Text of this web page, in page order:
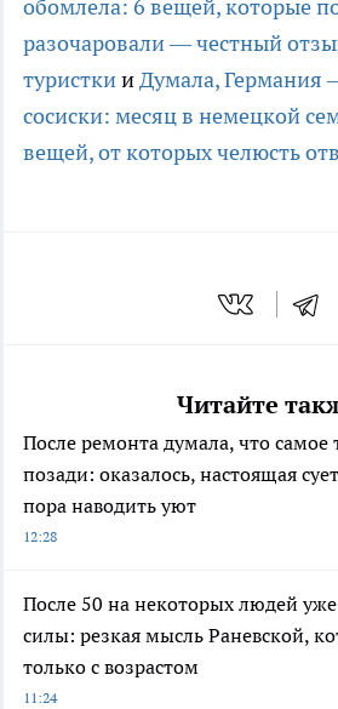
обомлела: 6 вещей, которые
разочаровали — честный
туристкииДумала, Германия
сосиски: месяц в немецкой
вещей, от которых челюсть
Читайте
После ремонта думала, что самое
позади: оказалось, настоящая
пора наводить уют
12:28
После 50 на некоторых людей уже
силы: резкая мысль Раневской,
только с возрастом
11:24